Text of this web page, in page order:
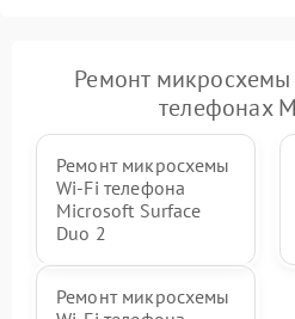
Ремонт
телефонах
Ремонт микросхемы
Wi-Fi телефона
Microsoft Surface
Duo 2
Ремонт микросхемы